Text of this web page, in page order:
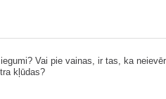
Vai pie vainas, ir tas, ka
kļūdas?